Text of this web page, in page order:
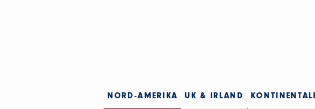
NORD-AMERIKA UK & IRLAND